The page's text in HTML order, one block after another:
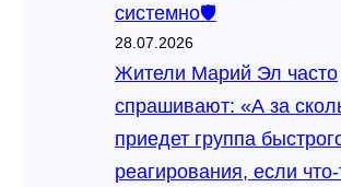
системно🛡️
28.07.2026
Жители Марий Эл часто
спрашивают: «А за
приедет группа
реагирования, если